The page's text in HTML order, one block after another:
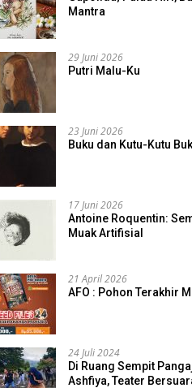
Mantra
29 Juni 2026
Putri Malu-Ku
23 Juni 2026
Buku dan Kutu-Kutu
17 Juni 2026
Antoine Roquentin:
Muak Artifisial
21 April 2026
AFO : Pohon Terakhir
24 Juli 2024
Di Ruang Sempit
Ashfiya, Teater